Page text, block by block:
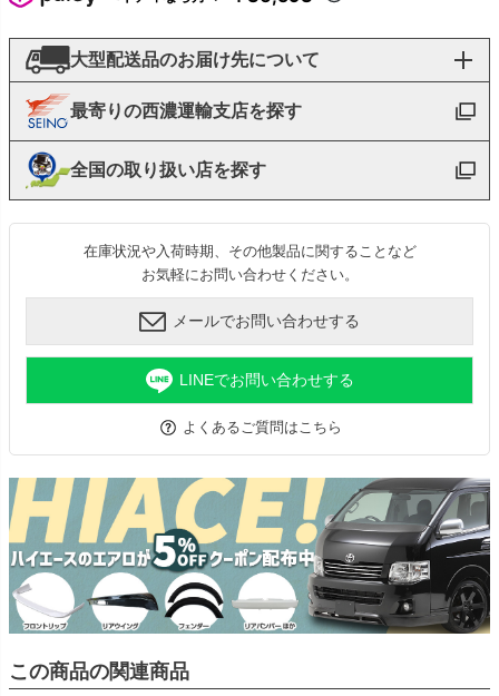
大型配送品のお届け先について
最寄りの西濃運輸支店を探す
全国の取り扱い店を探す
在庫状況や入荷時期、その他製品に関することなど
お気軽にお問い合わせください。
メールでお問い合わせする
LINEでお問い合わせする
よくあるご質問はこちら
この商品の関連商品